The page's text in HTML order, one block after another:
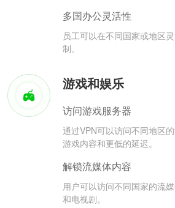
多国办公灵活性
员工可以在不同国家或地区
制。
游戏和娱乐
访问游戏服务器
通过VPN可以访问不同地区
游戏内容和更低的延迟。
解锁流媒体内容
用户可以访问不同国家的流
和电视剧。